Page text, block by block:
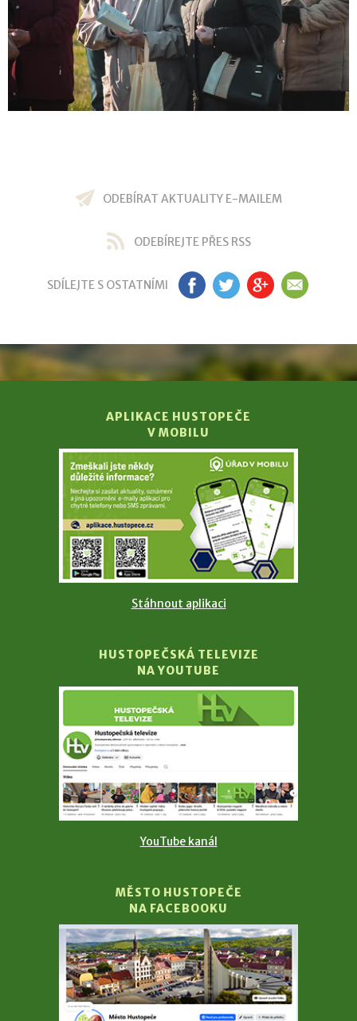
ODEBÍRAT AKTUALITY E-MAILEM
ODEBÍREJTE PŘES RSS
SDÍLEJTE S OSTATNÍMI FB TW GP EM
APLIKACE HUSTOPEČE
V MOBILU
Stáhnout aplikaci
HUSTOPEČSKÁ TELEVIZE
NA YOUTUBE
YouTube kanál
MĚSTO HUSTOPEČE
NA FACEBOOKU